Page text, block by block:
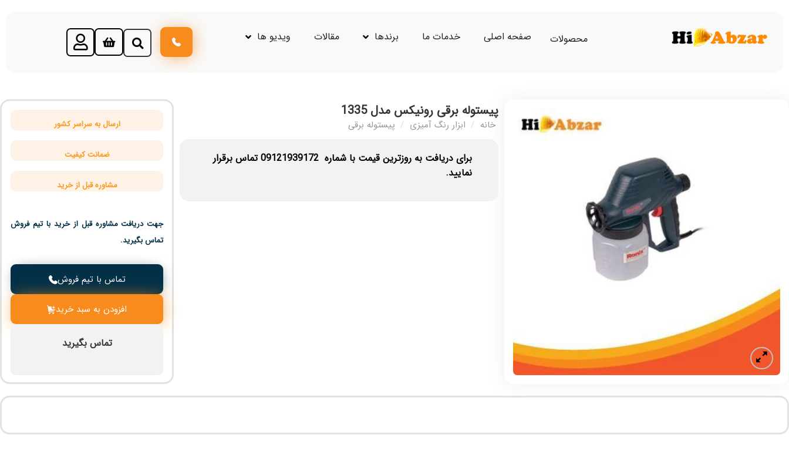
محصولات صفحه اصلی خدمات ما برندها مقالات ویدیو ها
پیستوله برقی رونیکس مدل 1335
خانه / ابزار رنگ آمیزی / پیستوله برقی
برای دریافت به روزترین قیمت با شماره09121939172تماس برقرار
نمایید.
ارسال به سراسر کشور
ضمانت کیفیت
مشاوره قبل از خرید
جهت دریافت مشاوره قبل از خرید با تیم فروش
تماس بگیرید.
تماس با تیم فروش
افزودن به سبد خرید
تماس بگیرید